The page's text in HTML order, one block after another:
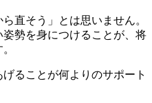
直そう」とは思いません。
勢を身につけることが、将
ることが何よりのサポート